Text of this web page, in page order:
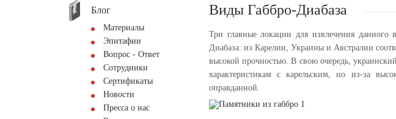
Блог
Материалы
Эпитафии
Вопрос - Ответ
Сотрудники
Сертификаты
Новости
Пресса о нас
Виды Габбро-Диабаза
Три главные локации для извлечения
Диабаза: из Карелии, Украины и Австралии
высокой прочностью. В свою очередь,
характеристикам с карельским, но из-за
оправданной.